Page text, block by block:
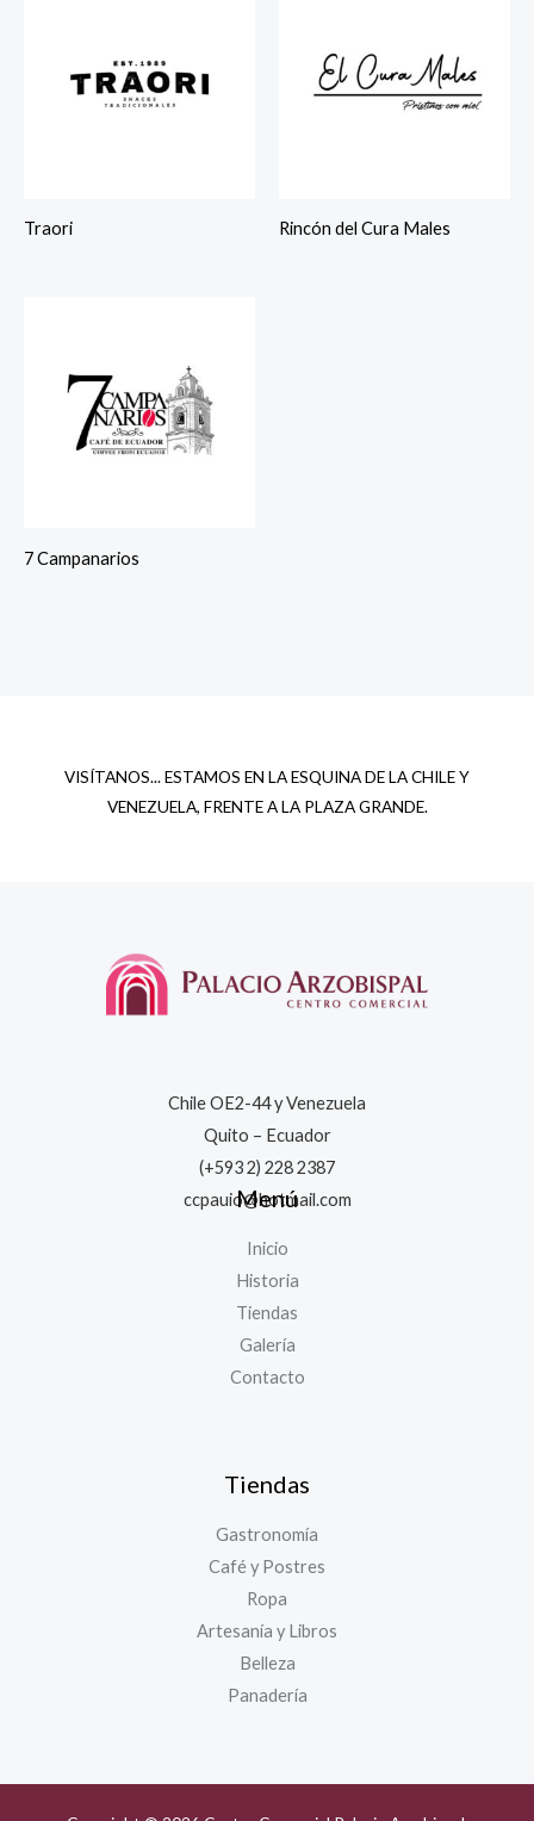
Traori Rincón del Cura Males
7 Campanarios
VISÍTANOS... ESTAMOS EN LA ESQUINA DE LA CHILE Y
VENEZUELA, FRENTE A LA PLAZA GRANDE.
Chile OE2-44 y Venezuela
Quito – Ecuador
(+593 2) 228 2387
ccpauio@hotmail.com
Menú
Inicio
Historia
Tiendas
Galería
Contacto
Tiendas
Gastronomía
Café y Postres
Ropa
Artesanía y Libros
Belleza
Panadería